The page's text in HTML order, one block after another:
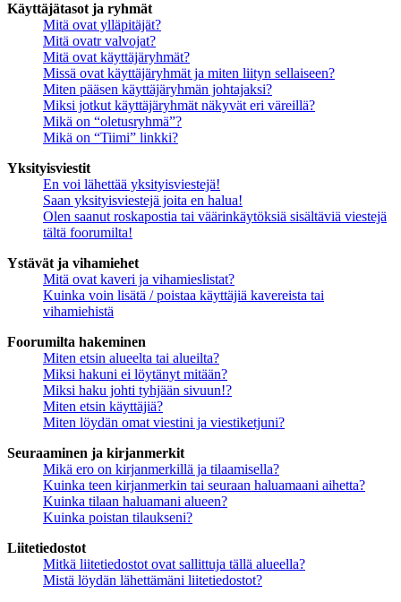
Käyttäjätasot ja ryhmät
Mitä ovat ylläpitäjät?
Mitä ovatr valvojat?
Mitä ovat käyttäjäryhmät?
Missä ovat käyttäjäryhmät ja miten liityn sellaiseen?
Miten pääsen käyttäjäryhmän johtajaksi?
Miksi jotkut käyttäjäryhmät näkyvät eri väreillä?
Mikä on “oletusryhmä”?
Mikä on “Tiimi” linkki?
Yksityisviestit
En voi lähettää yksityisviestejä!
Saan yksityisviestejä joita en halua!
Olen saanut roskapostia tai väärinkäytöksiä sisältäviä viestejä
tältä foorumilta!
Ystävät ja vihamiehet
Mitä ovat kaveri ja vihamieslistat?
Kuinka voin lisätä / poistaa käyttäjiä kavereista tai
vihamiehistä
Foorumilta hakeminen
Miten etsin alueelta tai alueilta?
Miksi hakuni ei löytänyt mitään?
Miksi haku johti tyhjään sivuun!?
Miten etsin käyttäjiä?
Miten löydän omat viestini ja viestiketjuni?
Seuraaminen ja kirjanmerkit
Mikä ero on kirjanmerkillä ja tilaamisella?
Kuinka teen kirjanmerkin tai seuraan haluamaani aihetta?
Kuinka tilaan haluamani alueen?
Kuinka poistan tilaukseni?
Liitetiedostot
Mitkä liitetiedostot ovat sallittuja tällä alueella?
Mistä löydän lähettämäni liitetiedostot?